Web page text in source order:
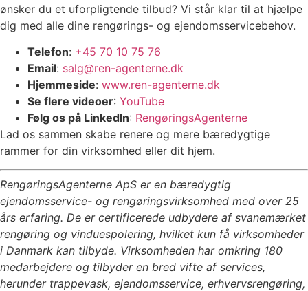
ønsker du et uforpligtende tilbud? Vi står klar til at hjælpe
dig med alle dine rengørings- og ejendomsservicebehov.
Telefon: +45 70 10 75 76
Email: salg@ren-agenterne.dk
Hjemmeside: www.ren-agenterne.dk
Se flere videoer: YouTube
Følg os på LinkedIn: RengøringsAgenterne
Lad os sammen skabe renere og mere bæredygtige
rammer for din virksomhed eller dit hjem.
RengøringsAgenterne ApS er en bæredygtig
ejendomsservice- og rengøringsvirksomhed med over 25
års erfaring. De er certificerede udbydere af svanemærket
rengøring og vinduespolering, hvilket kun få virksomheder
i Danmark kan tilbyde. Virksomheden har omkring 180
medarbejdere og tilbyder en bred vifte af services,
herunder trappevask, ejendomsservice, erhvervsrengøring,